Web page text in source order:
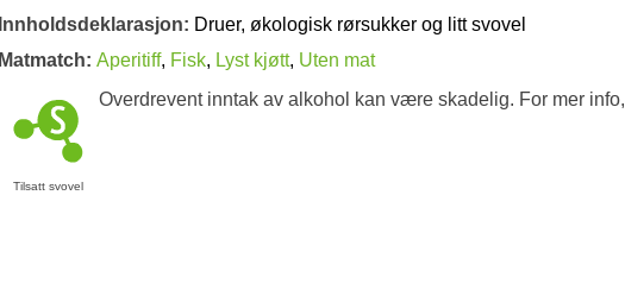
Innholdsdeklarasjon: Druer, økologisk rørsukker og litt svovel
Matmatch: Aperitiff, Fisk, Lyst kjøtt, Uten mat
Tilsatt svovel
Overdrevent inntak av alkohol kan være skadelig. For mer info,